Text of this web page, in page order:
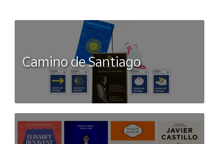
Camino de Santiago